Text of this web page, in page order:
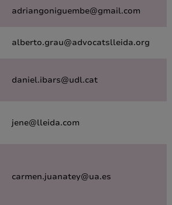
adriangoniguembe@gmail.com
alberto.grau@advocatslleida.org
daniel.ibars@udl.cat
jene@lleida.com
carmen.juanatey@ua.es